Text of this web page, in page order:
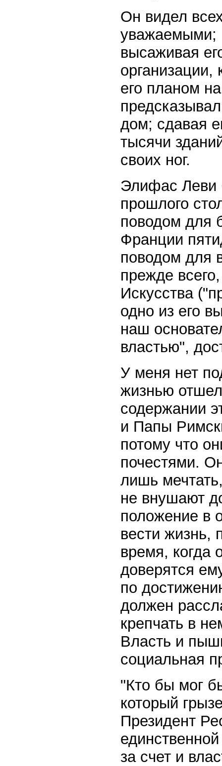
Он видел
уважаемыми;
высаживая
организации,
его планом
дом; сдавая
тысячи
своих ног.
Элифас Леви
прошлого
поводом для
Франции
поводом для
прежде
Искусства
одно из его
наш
властью",
У меня нет
жизнью
содержании
и Папы
потому что
почестями.
лишь
не внушают
положение в
вести жизнь,
время, когда
доверятся
по
должен
крепчать в
Власть и
социальная
"Кто бы мог
который
Президент
за счет и